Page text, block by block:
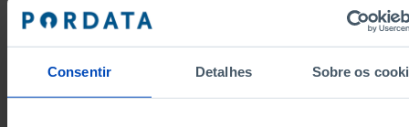
Consentir Detalhes Sobre os
Centro
x
x